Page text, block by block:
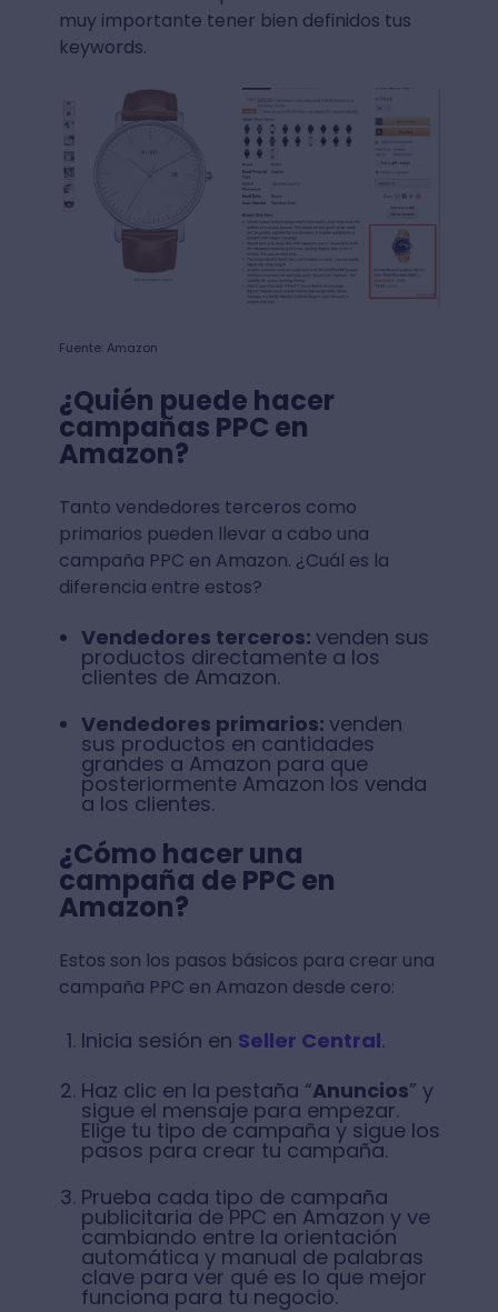
muy importante tener bien definidos tus
keywords.
Fuente: Amazon
¿Quién puede hacer
campañas PPC en
Amazon?
Tanto vendedores terceros como
primarios pueden llevar a cabo una
campaña PPC en Amazon. ¿Cuál es la
diferencia entre estos?
Vendedores terceros: venden sus
productos directamente a los
clientes de Amazon.
Vendedores primarios: venden
sus productos en cantidades
grandes a Amazon para que
posteriormente Amazon los venda
a los clientes.
¿Cómo hacer una
campaña de PPC en
Amazon?
Estos son los pasos básicos para crear una
campaña PPC en Amazon desde cero:
Inicia sesión en Seller Central.
Haz clic en la pestaña “Anuncios” y
sigue el mensaje para empezar.
Elige tu tipo de campaña y sigue los
pasos para crear tu campaña.
Prueba cada tipo de campaña
publicitaria de PPC en Amazon y ve
cambiando entre la orientación
automática y manual de palabras
clave para ver qué es lo que mejor
funciona para tu negocio.